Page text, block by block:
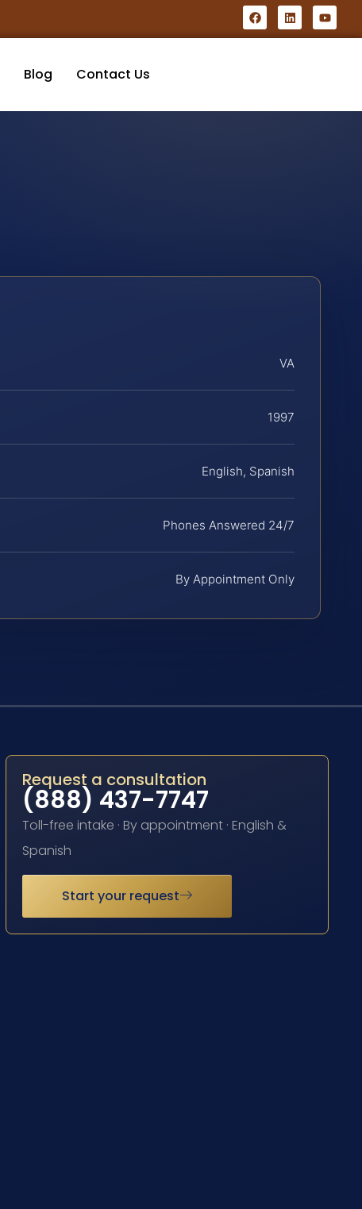
Blog Contact Us
VA
1997
English, Spanish
Phones Answered 24/7
By Appointment Only
Request a consultation
(888) 437-7747
Toll-free intake · By appointment · English &
Spanish
Start your request